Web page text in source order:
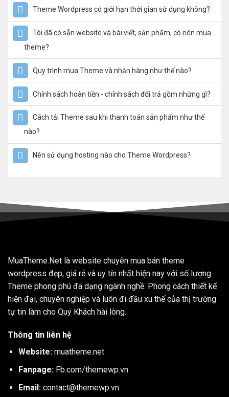
Theme Wordpress có giới hạn thời gian sử dụng không?
Tôi đã có sẵn website và bài viết, sản phẩm, có nên mua
theme?
Quy trình mua Theme và nhận hàng như thế nào?
Chính sách hoàn tiền - chính sách đổi trả gồm những gì?
Cách tải Theme sau khi thanh toán sản phẩm như thế
nào?
Nên sử dụng hosting nào cho Theme Wordpress?
MuaTheme.Net là website chuyên mua bán theme
wordpress đẹp, giá rẻ và uy tín nhất hiện nay với số lượng
Theme phong phú đa dạng ngành nghề. Phong cách thiết kế
hiện đại, chuyên nghiệp và luôn đi đầu xu thế của thị trường
tự tin làm cho Quý Khách hài lòng.
Thông tin liên hệ
Website: muatheme.net
Fanpage: Fb.com/themewp.vn
Email: contact@themewp.vn